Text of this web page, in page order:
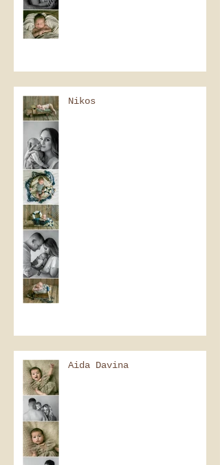
Nikos
Aida Davina